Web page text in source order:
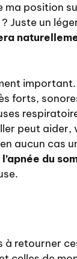
position
Juste un
important.
forts,
peut aider,
aucun cas
du
à retourner